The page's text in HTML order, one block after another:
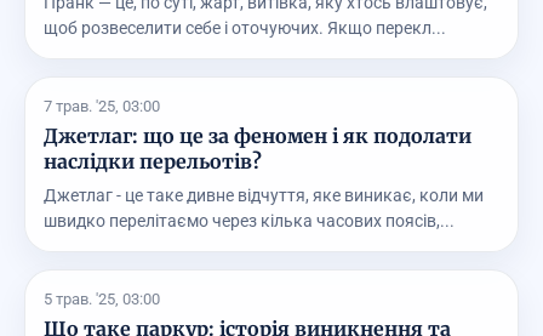
щоб розвеселити себе і оточуючих. Якщо перекл...
7 трав. '25, 03:00
Джетлаг: що це за феномен і як подолати
наслідки перельотів?
Джетлаг - це таке дивне відчуття, яке виникає, коли ми
швидко перелітаємо через кілька часових поясів,...
5 трав. '25, 03:00
Що таке паркур: історія виникнення та